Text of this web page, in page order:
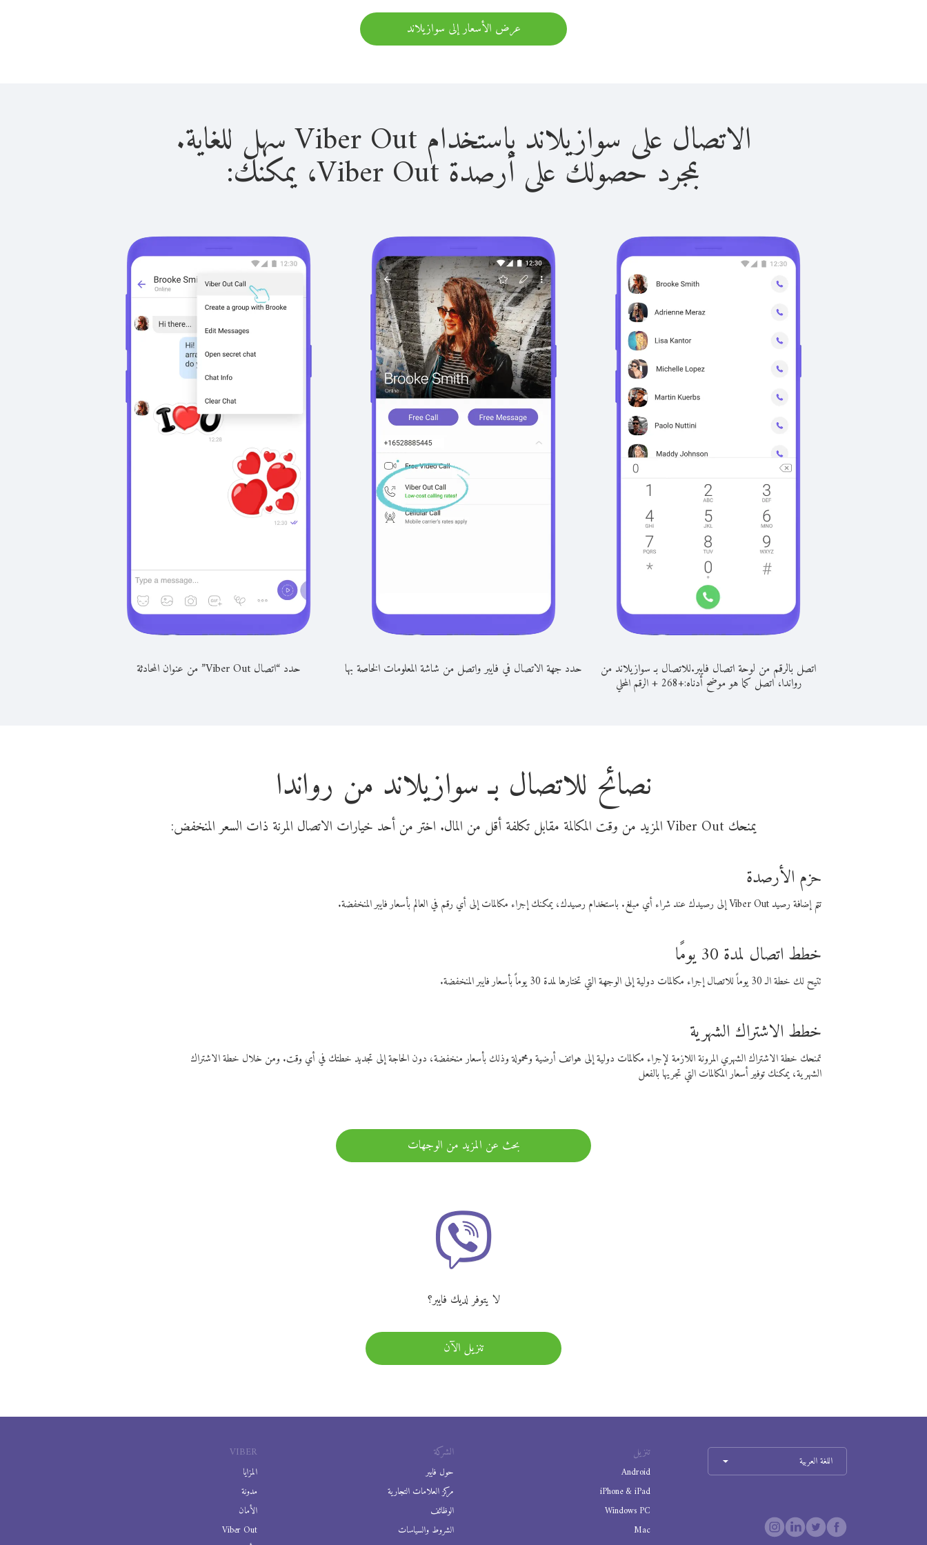
عرض الأسعار إلى سوازيلاند
الاتصال على سوازيلاند باستخدام Viber Out سهل للغاية.
بمجرد حصولك على أرصدة Viber Out، يمكنك:
اتصل بالرقم من لوحة اتصال فايبر.للاتصال بـ سوازيلاند من
رواندا، اتصل كما هو موضح أدناه:+
268
+الرقم المحلي
حدد جهة الاتصال في فايبر واتصل من شاشة المعلومات الخاصة بها حدد “اتصال Viber Out” من عنوان المحادثة
نصائح للاتصال بـ سوازيلاند من رواندا
يمنحك Viber Out المزيد من وقت المكالمة مقابل تكلفة أقل من المال. اختر من أحد خيارات الاتصال المرنة ذات السعر المنخفض:
حزم الأرصدة
تتم إضافة رصيد Viber Out إلى رصيدك عند شراء أي مبلغ. باستخدام رصيدك، يمكنك إجراء مكالمات إلى أي رقم في العالم بأسعار فايبر المنخفضة.
خطط اتصال لمدة 30 يومًا
تتيح لك خطة الـ 30 يوماً للاتصال إجراء مكالمات دولية إلى الوجهة التي تختارها لمدة 30 يوماً بأسعار فايبر المنخفضة.
خطط الاشتراك الشهرية
تمنحك خطة الاشتراك الشهري المرونة اللازمة لإجراء مكالمات دولية إلى هواتف أرضية ومحمولة وذلك بأسعار منخفضة، دون الحاجة إلى تجديد خطتك في أي وقت. ومن خلال خطة الاشتراك
الشهرية، يمكنك توفير أسعار المكالمات التي تجريها بالفعل
بحث عن المزيد من الوجهات
لا يتوفر لديك فايبر؟
تنزيل الآن
VIBER
المزايا
مدونة
الأمان
Viber Out
الشركة
حول فايبر
مركز العلامات التجارية
الوظائف
الشروط والسياسات
تنزيل
Android
iPhone & iPad
Windows PC
Mac
اللغة العربية